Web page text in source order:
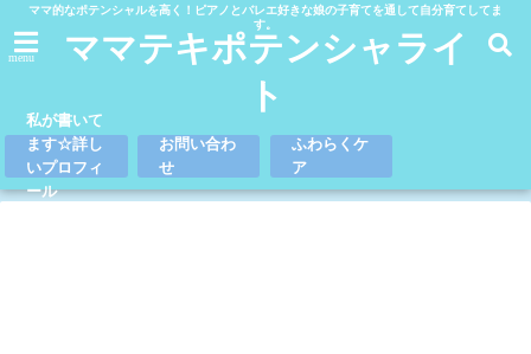
ママ的なポテンシャルを高く！ピアノとバレエ好きな娘の子育てを通して自分育てしてま
す。
menu
ママテキポテンシャライ
ト
私が書いて
ます☆詳し
いプロフィ
ール
お問い合わ
せ
ふわらくケ
ア